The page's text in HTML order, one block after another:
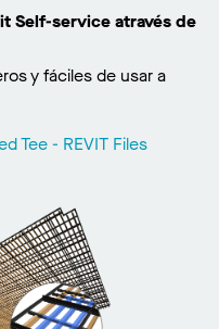
Self-service através de
y fáciles de usar a
Tee - REVIT Files